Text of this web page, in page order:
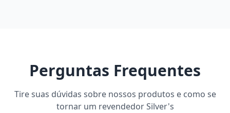
Perguntas Frequentes
Tire suas dúvidas sobre nossos produtos e como se
tornar um revendedor Silver's